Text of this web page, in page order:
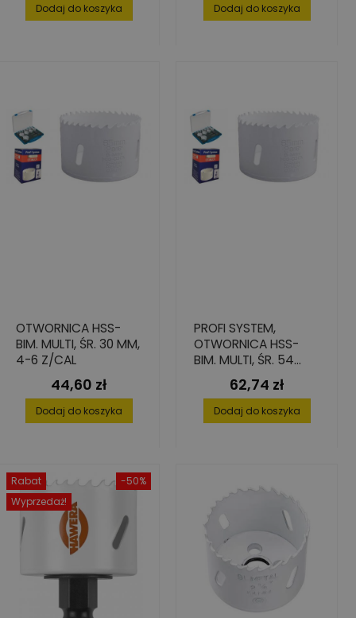
Dodaj do koszyka Dodaj do koszyka
OTWORNICA HSS-
BIM. MULTI, ŚR. 30 MM,
4-6 Z/CAL
Cena
44,60 zł
Dodaj do koszyka
PROFI SYSTEM,
OTWORNICA HSS-
BIM. MULTI, ŚR. 54
MM, 4-6 Z/CAL
Cena
62,74 zł
Dodaj do koszyka
-50%
Rabat
Wyprzedaż!